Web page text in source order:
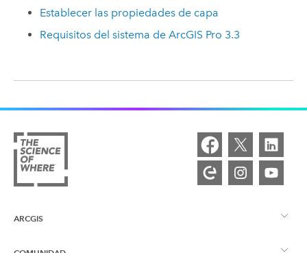
Establecer las propiedades de capa
Requisitos del sistema de ArcGIS Pro 3.3
ARCGIS